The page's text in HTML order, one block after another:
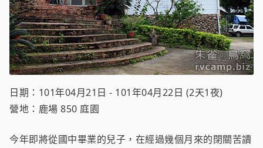
日期：101年04月21日 - 101年04月22日 (2天1夜)
營地：鹿場 850 庭園
今年即將從國中畢業的兒子，在經過幾個月來的閉關苦讀